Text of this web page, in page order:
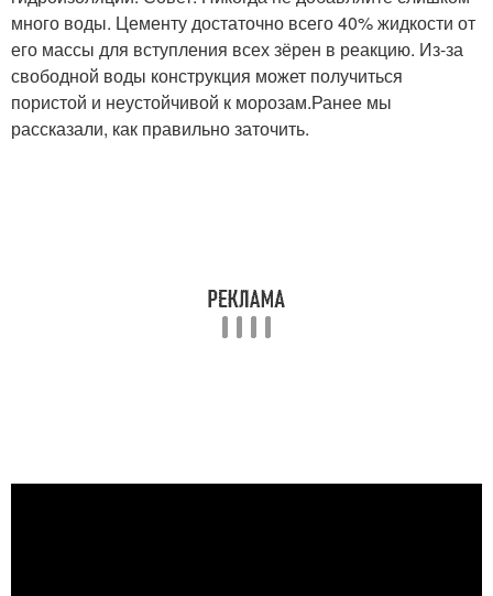
много воды. Цементу достаточно всего 40% жидкости от
его массы для вступления всех зёрен в реакцию. Из-за
свободной воды конструкция может получиться
пористой и неустойчивой к морозам.Ранее мы
рассказали, как правильно заточить.